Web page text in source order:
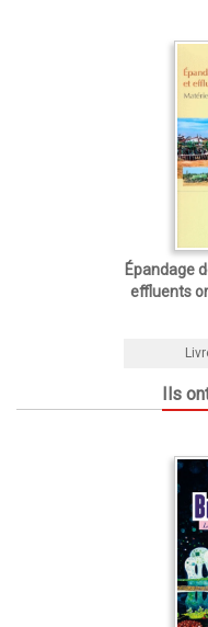
Épandage
effluents
Ils